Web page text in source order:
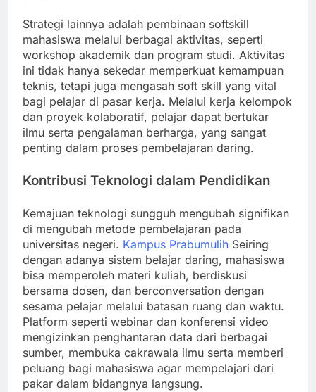
Strategi lainnya adalah pembinaan softskill
mahasiswa melalui berbagai aktivitas, seperti
workshop akademik dan program studi. Aktivitas
ini tidak hanya sekedar memperkuat kemampuan
teknis, tetapi juga mengasah soft skill yang vital
bagi pelajar di pasar kerja. Melalui kerja kelompok
dan proyek kolaboratif, pelajar dapat bertukar
ilmu serta pengalaman berharga, yang sangat
penting dalam proses pembelajaran daring.
Kontribusi Teknologi dalam Pendidikan
Kemajuan teknologi sungguh mengubah signifikan
di mengubah metode pembelajaran pada
universitas negeri. Kampus Prabumulih Seiring
dengan adanya sistem belajar daring, mahasiswa
bisa memperoleh materi kuliah, berdiskusi
bersama dosen, dan berconversation dengan
sesama pelajar melalui batasan ruang dan waktu.
Platform seperti webinar dan konferensi video
mengizinkan penghantaran data dari berbagai
sumber, membuka cakrawala ilmu serta memberi
peluang bagi mahasiswa agar mempelajari dari
pakar dalam bidangnya langsung.